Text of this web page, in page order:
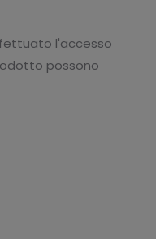
l'accesso
possono